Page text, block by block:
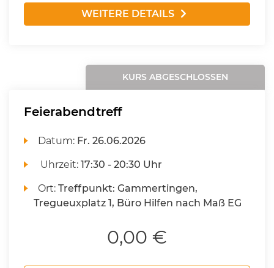
WEITERE DETAILS
KURS ABGESCHLOSSEN
Feierabendtreff
Datum: Fr. 26.06.2026
Uhrzeit:17:30 - 20:30 Uhr
Ort:Treffpunkt: Gammertingen,
Tregueuxplatz 1, Büro Hilfen nach Maß EG
0,00 €